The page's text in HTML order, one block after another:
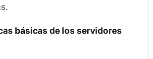
básicas de los servidores